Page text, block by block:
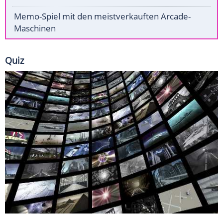
Memo-Spiel mit den meistverkauften Arcade-
Maschinen
Quiz